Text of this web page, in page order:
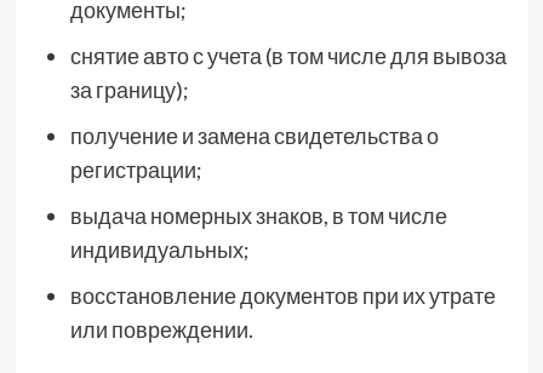
документы;
снятие авто с учета (в том числе для вывоза
за границу);
получение и замена свидетельства о
регистрации;
выдача номерных знаков, в том числе
индивидуальных;
восстановление документов при их утрате
или повреждении.